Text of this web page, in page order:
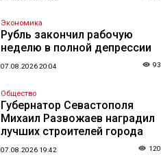
Экономика
Рубль закончил рабочую
неделю в полной депрессии
07.08.2026 20:04 93
Общество
Губернатор Севастополя
Михаил Развожаев наградил
лучших строителей города
07.08.2026 19:42 120